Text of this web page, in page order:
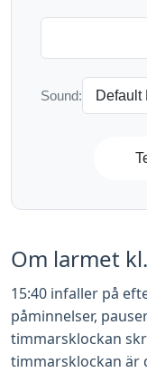
Sound:
Om larmet
15:40 infaller på
påminnelser,
timmarsklockan
timmarsklockan är